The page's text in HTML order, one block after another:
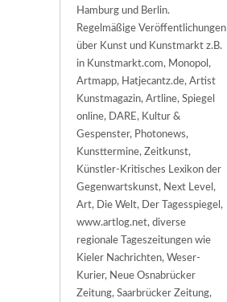
Hamburg und Berlin.
Regelmäßige Veröffentlichungen
über Kunst und Kunstmarkt z.B.
in Kunstmarkt.com, Monopol,
Artmapp, Hatjecantz.de, Artist
Kunstmagazin, Artline, Spiegel
online, DARE, Kultur &
Gespenster, Photonews,
Kunsttermine, Zeitkunst,
Künstler-Kritisches Lexikon der
Gegenwartskunst, Next Level,
Art, Die Welt, Der Tagesspiegel,
www.artlog.net, diverse
regionale Tageszeitungen wie
Kieler Nachrichten, Weser-
Kurier, Neue Osnabrücker
Zeitung, Saarbrücker Zeitung,